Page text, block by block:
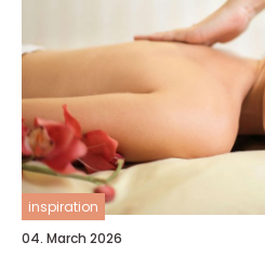
inspiration
04. March 2026